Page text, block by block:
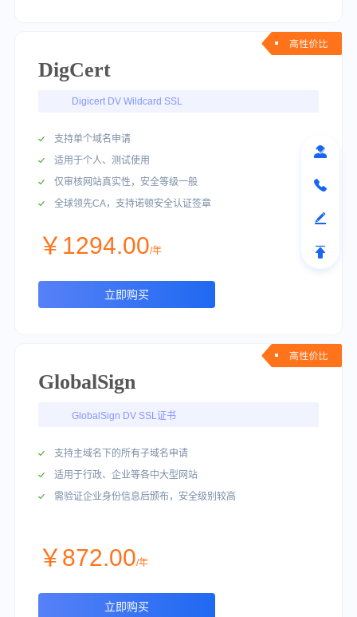
DigCert
Digicert DV Wildcard SSL
支持单个域名申请
适用于个人、测试使用
仅审核网站真实性，安全等级一般
全球领先CA，支持诺顿安全认证签章
￥1294.00/年
立即购买
GlobalSign
GlobalSign DV SSL证书
支持主域名下的所有子域名申请
适用于行政、企业等各中大型网站
需验证企业身份信息后颁布，安全级别较高
￥872.00/年
立即购买